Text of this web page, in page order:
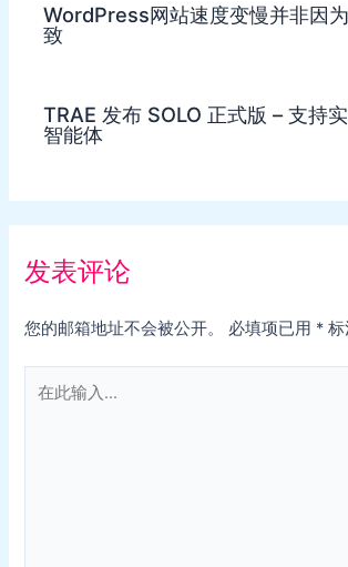
WordPress网站速度变慢并非因
致
TRAE 发布 SOLO 正式版 – 支持
智能体
发表评论
您的邮箱地址不会被公开。 必填项已用 * 标